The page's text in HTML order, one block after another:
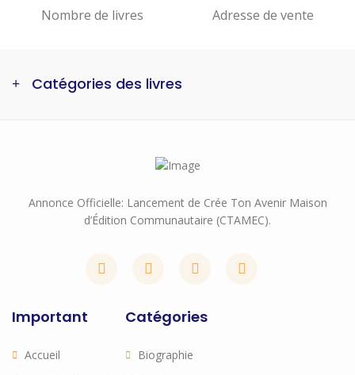
Nombre de livres Adresse de vente
Catégories des livres
Annonce Officielle: Lancement de Crée Ton Avenir Maison
d’Édition Communautaire (CTAMEC).
Important
Accueil
Catégories
Biographie